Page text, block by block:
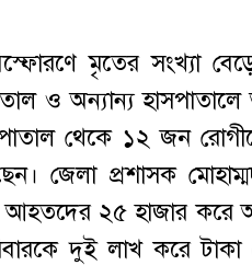
মৃতের সংখ্যা
ও অন্যান্য
থেকে ১২ জন
জেলা প্রশাসক
২৫ হাজার করে
দুই লাখ করে